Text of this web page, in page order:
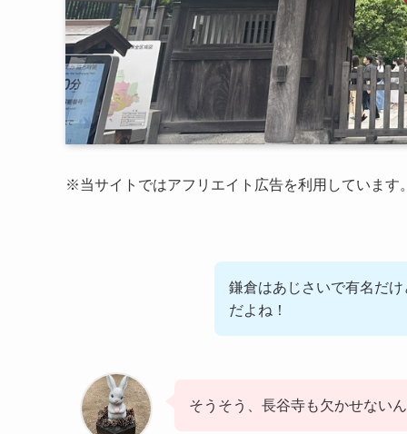
※当サイトではアフリエイト広告を利用しています
鎌倉はあじさいで有名だ
だよね！
そうそう、長谷寺も欠かせない